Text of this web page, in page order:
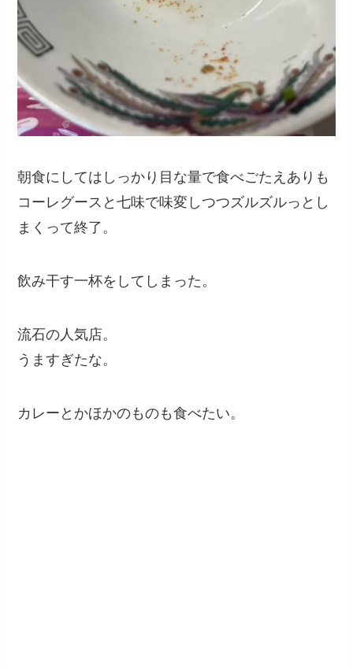
朝食にしてはしっかり目な量で食べごたえありも
コーレグースと七味で味変しつつズルズルっとし
まくって終了。
飲み干す一杯をしてしまった。
流石の人気店。
うますぎたな。
カレーとかほかのものも食べたい。